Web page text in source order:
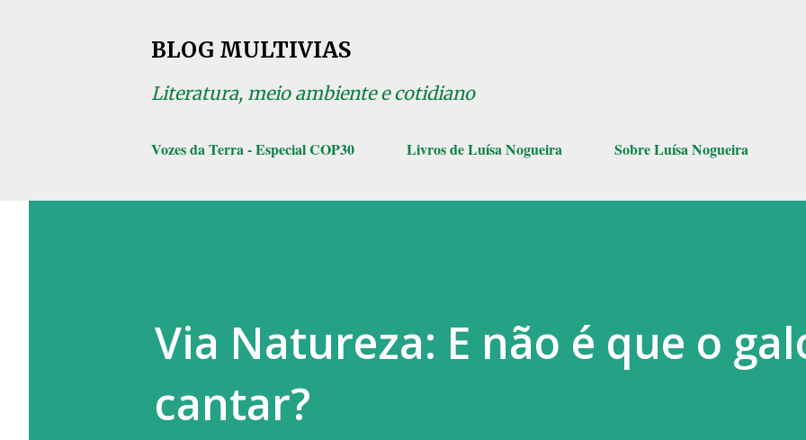
BLOG MULTIVIAS
Literatura, meio ambiente e cotidiano
Vozes da Terra - Especial COP30 Livros de Luísa Nogueira Sobre Luísa Nogueira
Via Natureza: E não é que o
cantar?